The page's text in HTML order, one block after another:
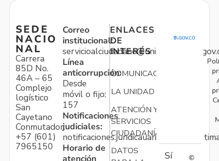
SEDE
NACIO
NAL
Carrera
85D No.
46A – 65
Complejo
logístico
San
Cayetano
Conmutador:
+57 (601)
7965150
Correo
institucional:
Línea
anticorrupción:
Desde
móvil o fijo:
157
Notificaciones
judiciales:
Horario de
atención
ENLACES
DE
INTERÉS
COMUNICACIONES
LA UNIDAD
ATENCIÓN Y
SERVICIOS
CIUDADANÍA
DATOS
Sí
©